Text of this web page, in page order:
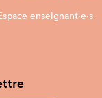
enseignant·e⋅s